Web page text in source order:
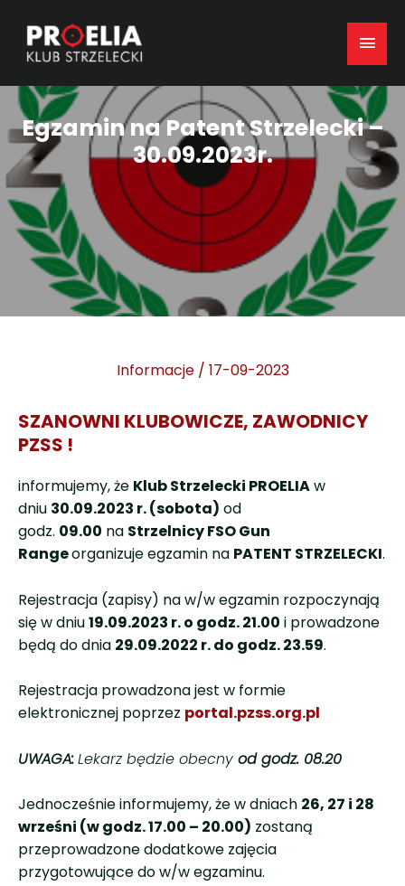
Main
Egzamin na Patent Strzelecki –
30.09.2023r.
Informacje/ 17-09-2023
SZANOWNI KLUBOWICZE, ZAWODNICY
PZSS !
informujemy, że Klub Strzelecki PROELIAw
dniu 30.09.2023 r. (sobota) od
godz. 09.00 na Strzelnicy FSO Gun
Rangeorganizuje egzamin na PATENT STRZELECKI.
Rejestracja (zapisy) na w/w egzamin rozpoczynają
się w dniu19.09.2023 r. o godz. 21.00 i prowadzone
będą do dnia 29.09.2022 r. do godz. 23.59.
Rejestracja prowadzona jest w formie
elektronicznej poprzez portal.pzss.org.pl
UWAGA:Lekarz będzie obecny od godz. 08.20
Jednocześnie informujemy, że w dniach 26, 27 i 28
wrześni (w godz. 17.00 – 20.00) zostaną
przeprowadzone dodatkowe zajęcia
przygotowujące do w/w egzaminu.